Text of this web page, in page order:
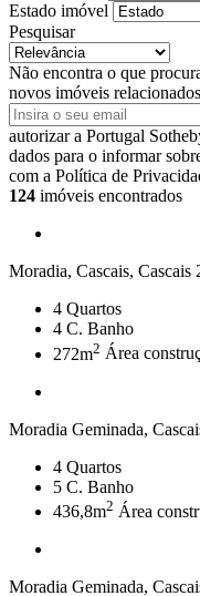
Estado imóvel
Pesquisar
Não encontra o que
novos imóveis
autorizar a Portugal
dados para o informar
com a Política de
124 imóveis encontrados
Moradia, Cascais, Cascais
4 Quartos
4 C. Banho
272m2 Área
Moradia Geminada,
4 Quartos
5 C. Banho
436,8m2 Área
Moradia Geminada,